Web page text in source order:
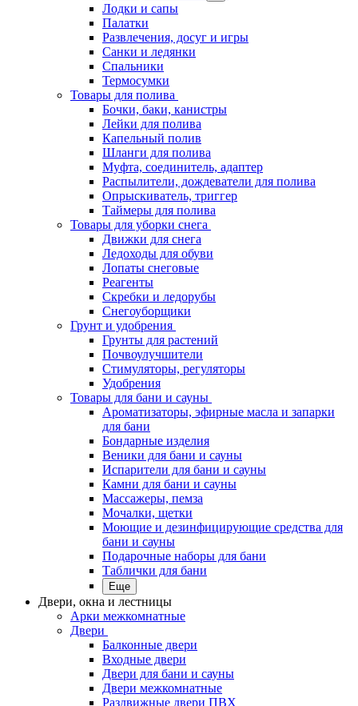
Лодки и сапы
Палатки
Развлечения, досуг и игры
Санки и ледянки
Спальники
Термосумки
Товары для полива
Бочки, баки, канистры
Лейки для полива
Капельный полив
Шланги для полива
Муфта, соединитель, адаптер
Распылители, дождеватели для полива
Опрыскиватель, триггер
Таймеры для полива
Товары для уборки снега
Движки для снега
Ледоходы для обуви
Лопаты снеговые
Реагенты
Скребки и ледорубы
Снегоуборщики
Грунт и удобрения
Грунты для растений
Почвоулучшители
Стимуляторы, регуляторы
Удобрения
Товары для бани и сауны
Ароматизаторы, эфирные масла и запарки
для бани
Бондарные изделия
Веники для бани и сауны
Испарители для бани и сауны
Камни для бани и сауны
Массажеры, пемза
Мочалки, щетки
Моющие и дезинфицирующие средства для
бани и сауны
Подарочные наборы для бани
Таблички для бани
Еще
Двери, окна и лестницы
Арки межкомнатные
Двери
Балконные двери
Входные двери
Двери для бани и сауны
Двери межкомнатные
Раздвижные двери ПВХ